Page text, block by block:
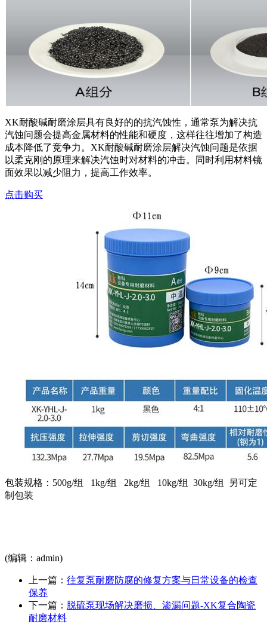
XK耐酸碱耐磨涂层具有良好的的抗汽蚀性，通常泵为解决抗
汽蚀问题会提高金属材料的性能和硬度，这样往往增加了构造
成本降低了竞争力。XK耐酸碱耐磨涂层解决汽蚀问题是依据
以柔克刚的原理来解决汽蚀时对材料的冲击。同时利用材料镜
面效果以减少阻力，提高工作效率。
点击购买
包装规格：500g/组 1kg/组 2kg/组 10kg/组 30kg/组 另可定
制包装
(编辑：admin)
上一篇： 往复泵耐磨防腐的修复方案与日常设备的检查
保养
下一篇： 脱硫泵现场解决磨损、渗漏问题-XK复合陶瓷
耐磨材料